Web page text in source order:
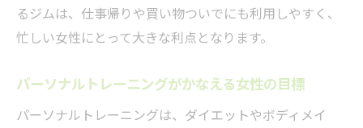
るジムは、仕事帰りや買い物ついでにも利用しやすく、
忙しい女性にとって大きな利点となります。
パーソナルトレーニングがかなえる女性の目標
パーソナルトレーニングは、ダイエットやボディメイ